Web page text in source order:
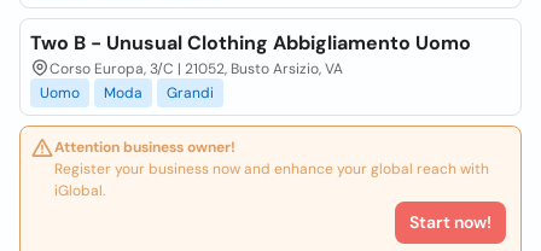
Two B - Unusual Clothing Abbigliamento Uomo
Corso Europa, 3/C | 21052, Busto Arsizio, VA
Uomo
Moda Grandi
Attention business owner!
Register your business now and enhance your global reach with
iGlobal.
Start now!